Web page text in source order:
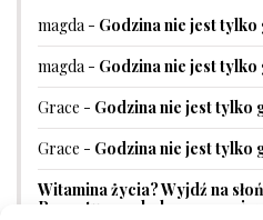
magda - Godzina nie jest
magda - Godzina nie jest
Grace - Godzina nie jest tylko
Grace - Godzina nie jest tylko
Witamina życia? Wyjdź na
Receptura na balsam